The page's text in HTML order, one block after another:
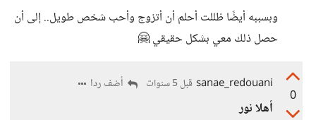
وبسببه أيضًا ظللت أحلم أن أتزوج وأحب شخص طويل.. إلى أن
حصل ذلك معي بشكل حقيقي 🤗
0
sanae_redouani قبل 5 سنوات أضف ردا
أهلا نور